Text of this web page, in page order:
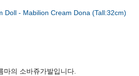
마의 소바쥬가발입니다.